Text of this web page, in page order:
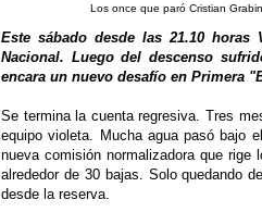
Los once que paró Cristian
Este sábado desde las 21.10
Nacional. Luego del descenso
encara un nuevo desafío en Primera
Se termina la cuenta regresiva. Tres
equipo violeta. Mucha agua pasó bajo
nueva comisión normalizadora que
alrededor de 30 bajas. Solo quedando
desde la reserva.